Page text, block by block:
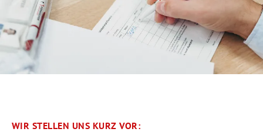
WIR STELLEN UNS KURZ VOR: